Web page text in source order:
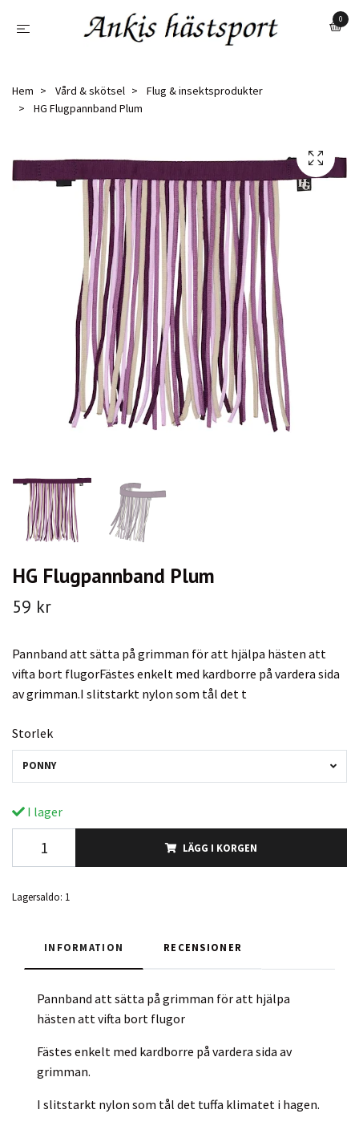
0
Hem Vård & skötsel
Flug & insektsprodukter
HG Flugpannband Plum
HG Flugpannband Plum
59 kr
Pannband att sätta på grimman för att hjälpa hästen att
vifta bort flugorFästes enkelt med kardborre på vardera sida
av grimman.I slitstarkt nylon som tål det t
Storlek
PONNY
I lager
LÄGG I KORGEN
Lagersaldo: 1
INFORMATION RECENSIONER
Pannband att sätta på grimman för att hjälpa
hästen att vifta bort flugor
Fästes enkelt med kardborre på vardera sida av
grimman.
I slitstarkt nylon som tål det tuffa klimatet i hagen.